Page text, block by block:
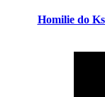
Homilie do